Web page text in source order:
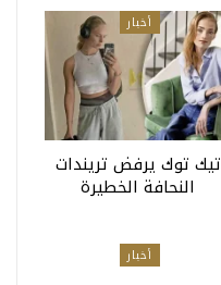
أخبار
تيك توك يرفض تريندات
النحافة الخطيرة
أخبار